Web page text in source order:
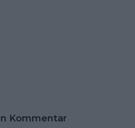
Kommentar